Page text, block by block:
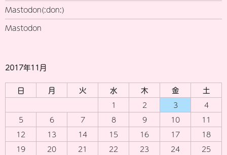
Mastodon(:don:)
Mastodon
2017年11月
日 月 火 水 木 金
土
1
2 3
4
5
6 7 8 9 10
11
12
13 14 15 16 17
18
19
20 21 22 23 24
25